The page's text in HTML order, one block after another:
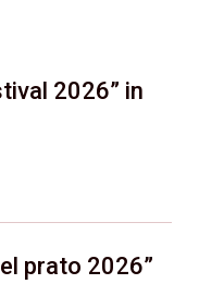
2026” in
prato 2026”